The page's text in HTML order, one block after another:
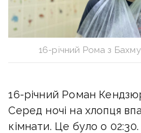
16-річний Рома з
16-річний Роман
Серед ночі на хлопця
кімнати. Це було о 02:30.